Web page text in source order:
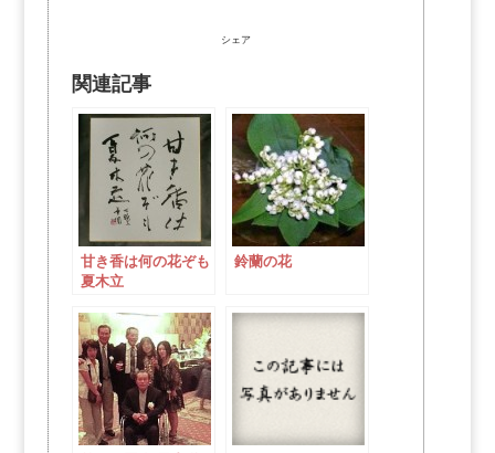
シェア
関連記事
甘き香は何の花ぞも
夏木立
鈴蘭の花